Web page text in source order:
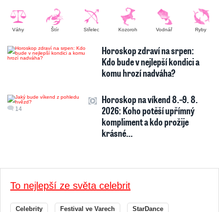
Váhy Štír Střelec Kozoroh Vodnář Ryby
Horoskop zdraví na srpen:
Kdo bude v nejlepší kondici a
komu hrozí nadváha?
14
Horoskop na víkend 8.–9. 8.
2026: Koho potěší upřímný
kompliment a kdo prožije
krásné…
To nejlepší ze světa celebrit
Celebrity Festival ve Varech StarDance